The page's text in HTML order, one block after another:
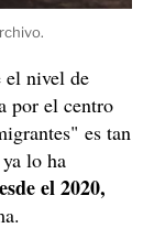
el nivel de
por el centro
es tan
lo ha
el 2020,